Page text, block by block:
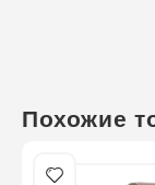
Похожие